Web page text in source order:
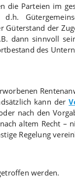
die Parteien im
d.h.
der
dann sinnvoll
des
kann der
nach den
altem Recht
Regelung
werden.